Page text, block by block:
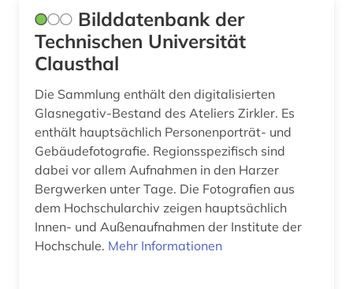
neuheitsrecherche (1)
oberharz (1)
online-publikation (2)
open access (5)
open science (2)
patent (2)
patentanmeldung (1)
Bilddatenbank der
Technischen Universität
Clausthal
Die Sammlung enthält den digitalisierten
Glasnegativ-Bestand des Ateliers Zirkler. Es
enthält hauptsächlich Personenporträt- und
Gebäudefotografie. Regionsspezifisch sind
dabei vor allem Aufnahmen in den Harzer
Bergwerken unter Tage. Die Fotografien aus
dem Hochschularchiv zeigen hauptsächlich
Innen- und Außenaufnahmen der Institute der
Hochschule. Mehr Informationen